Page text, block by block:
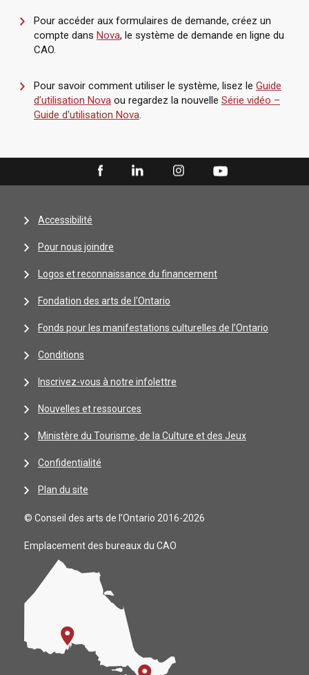
Pour accéder aux formulaires de demande, créez un
compte dans Nova, le système de demande en ligne du
CAO.
Pour savoir comment utiliser le système, lisez le Guide
d’utilisation Novaou regardez la nouvelle Série vidéo –
Guide d'utilisation Nova.
Accessibilité
Pour nous joindre
Logos et reconnaissance du financement
Fondation des arts de l'Ontario
Fonds pour les manifestations culturelles de l’Ontario
Conditions
Inscrivez-vous à notre infolettre
Nouvelles et ressources
Ministère du Tourisme, de la Culture et des Jeux
Confidentialité
Plan du site
© Conseil des arts de l’Ontario 2016-2026
Emplacement des bureaux du CAO